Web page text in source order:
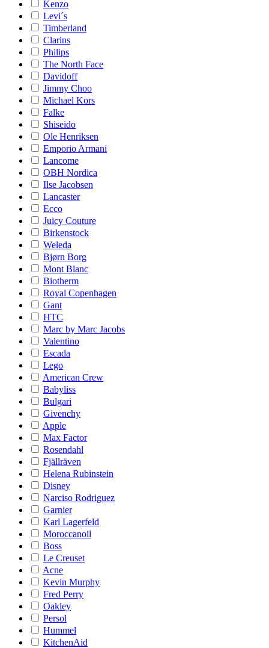
Kenzo
Levi´s
Timberland
Clarins
Philips
The North Face
Davidoff
Jimmy Choo
Michael Kors
Falke
Shiseido
Ole Henriksen
Emporio Armani
Lancome
OBH Nordica
Ilse Jacobsen
Lancaster
Ecco
Juicy Couture
Birkenstock
Weleda
Bjørn Borg
Mont Blanc
Biotherm
Royal Copenhagen
Gant
HTC
Marc by Marc Jacobs
Valentino
Escada
Lego
American Crew
Babyliss
Bulgari
Givenchy
Apple
Max Factor
Rosendahl
Fjällräven
Helena Rubinstein
Disney
Narciso Rodriguez
Garnier
Karl Lagerfeld
Moroccanoil
Boss
Le Creuset
Acne
Kevin Murphy
Fred Perry
Oakley
Persol
Hummel
KitchenAid